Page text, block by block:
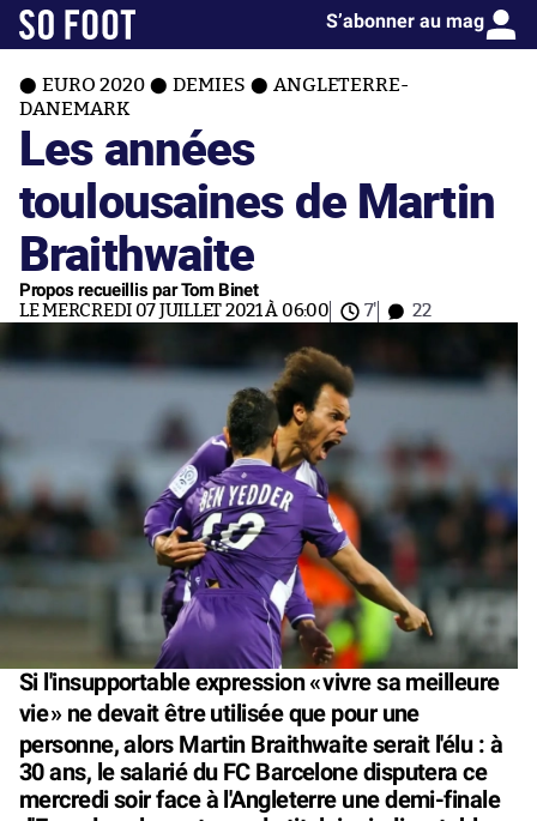
S’abonner au mag
EURO 2020 DEMIES
ANGLETERRE-
DANEMARK
Les années
toulousaines de Martin
Braithwaite
Propos recueillis par Tom Binet
LE MERCREDI 07 JUILLET 2021 À 06:00 7' 22
Si l'insupportable expression «vivre sa meilleure
vie» ne devait être utilisée que pour une
personne, alors Martin Braithwaite serait l'élu : à
30 ans, le salarié du FC Barcelone disputera ce
mercredi soir face à l'Angleterre une demi-finale